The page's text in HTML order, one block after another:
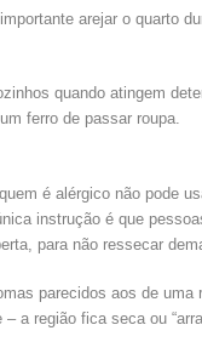
arejar o quarto
quando atingem
ferro de passar roupa.
é alérgico não pode
instrução é que
para não ressecar
parecidos aos de uma
a região fica seca ou